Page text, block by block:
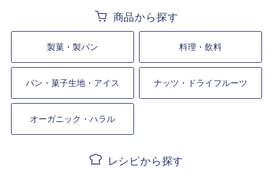
製菓・製パン 料理・飲料
パン・菓子生地・アイス ナッツ・ドライフルーツ
オーガニック・ハラル